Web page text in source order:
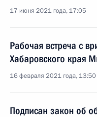
17 июня 2021 года, 17:05
Рабочая встреча с
Хабаровского края
16 февраля 2021 года, 13:50
Подписан закон об